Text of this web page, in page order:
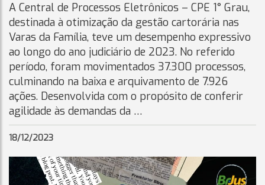
A Central de Processos Eletrônicos – CPE 1° Grau,
destinada à otimização da gestão cartorária nas
Varas da Família, teve um desempenho expressivo
ao longo do ano judiciário de 2023. No referido
período, foram movimentados 37.300 processos,
culminando na baixa e arquivamento de 7.926
ações. Desenvolvida com o propósito de conferir
agilidade às demandas da …
18/12/2023